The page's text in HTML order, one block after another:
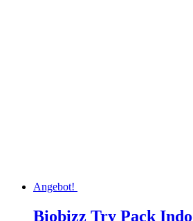
Angebot!
Biobizz Try Pack